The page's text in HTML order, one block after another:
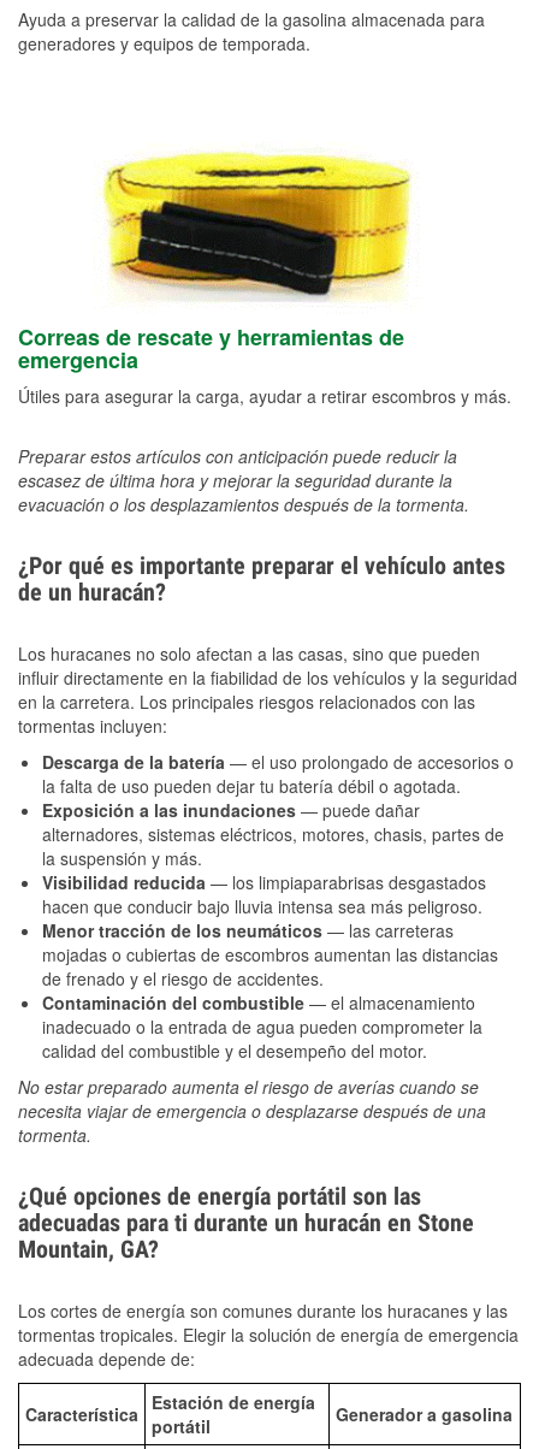
Ayuda a preservar la calidad de la gasolina almacenada para
generadores y equipos de temporada.
Correas de rescate y herramientas de
emergencia
Útiles para asegurar la carga, ayudar a retirar escombros y más.
Preparar estos artículos con anticipación puede reducir la
escasez de última hora y mejorar la seguridad durante la
evacuación o los desplazamientos después de la tormenta.
¿Por qué es importante preparar el vehículo antes
de un huracán?
Los huracanes no solo afectan a las casas, sino que pueden
influir directamente en la fiabilidad de los vehículos y la seguridad
en la carretera. Los principales riesgos relacionados con las
tormentas incluyen:
Descarga de la batería — el uso prolongado de accesorios o
la falta de uso pueden dejar tu batería débil o agotada.
Exposición a las inundaciones — puede dañar
alternadores, sistemas eléctricos, motores, chasis, partes de
la suspensión y más.
Visibilidad reducida — los limpiaparabrisas desgastados
hacen que conducir bajo lluvia intensa sea más peligroso.
Menor tracción de los neumáticos — las carreteras
mojadas o cubiertas de escombros aumentan las distancias
de frenado y el riesgo de accidentes.
Contaminación del combustible — el almacenamiento
inadecuado o la entrada de agua pueden comprometer la
calidad del combustible y el desempeño del motor.
No estar preparado aumenta el riesgo de averías cuando se
necesita viajar de emergencia o desplazarse después de una
tormenta.
¿Qué opciones de energía portátil son las
adecuadas para ti durante un huracán en Stone
Mountain, GA?
Los cortes de energía son comunes durante los huracanes y las
tormentas tropicales. Elegir la solución de energía de emergencia
adecuada depende de:
Característica
Estación de energía
portátil
Generador a gasolina